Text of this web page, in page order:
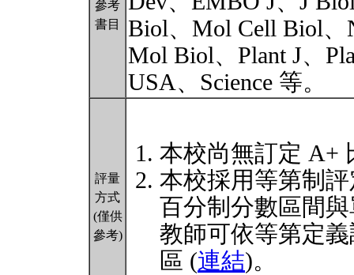
參考
書目
Biol、Mol Cell Biol、
Mol Biol、Plant J、
USA、Science 等。
評量
方式
(僅供
參考)
本校尚無訂定 A+
本校採用等第制
百分制分數區間
教師可依等第定
區 (連結)。